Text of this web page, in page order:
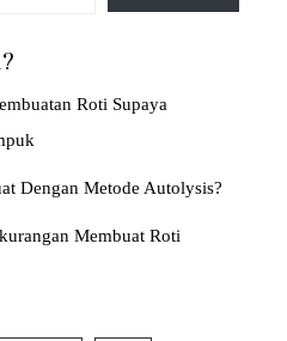
Roti Supaya
Dengan Metode Autolysis?
Membuat Roti